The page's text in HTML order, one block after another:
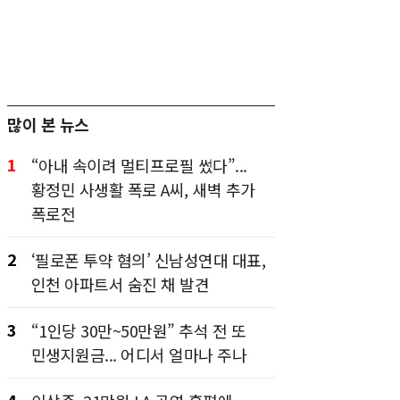
많이 본 뉴스
1
“아내 속이려 멀티프로필 썼다”...
황정민 사생활 폭로 A씨, 새벽 추가
폭로전
2
‘필로폰 투약 혐의’ 신남성연대 대표,
인천 아파트서 숨진 채 발견
3
“1인당 30만~50만원” 추석 전 또
민생지원금... 어디서 얼마나 주나